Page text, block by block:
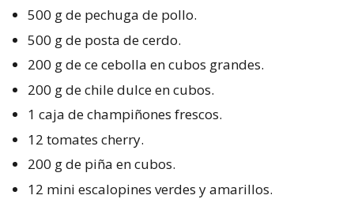
500 g de pechuga de pollo.
500 g de posta de cerdo.
200 g de ce cebolla en cubos grandes.
200 g de chile dulce en cubos.
1 caja de champiñones frescos.
12 tomates cherry.
200 g de piña en cubos.
12 mini escalopines verdes y amarillos.